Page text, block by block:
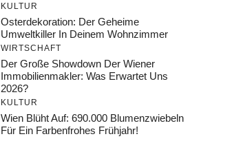
KULTUR
Osterdekoration: Der Geheime
Umweltkiller In Deinem Wohnzimmer
WIRTSCHAFT
Der Große Showdown Der Wiener
Immobilienmakler: Was Erwartet Uns
2026?
KULTUR
Wien Blüht Auf: 690.000 Blumenzwiebeln
Für Ein Farbenfrohes Frühjahr!